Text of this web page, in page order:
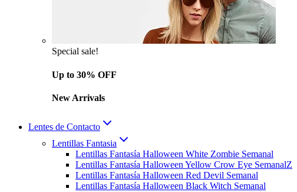
Special sale!
Up to 30% OFF
New Arrivals
Lentes de Contacto
Lentillas Fantasia
Lentillas Fantasía Halloween White Zombie Semanal
Lentillas Fantasía Halloween Yellow Crow Eye SemanalZ
Lentillas Fantasía Halloween Red Devil Semanal
Lentillas Fantasía Halloween Black Witch Semanal